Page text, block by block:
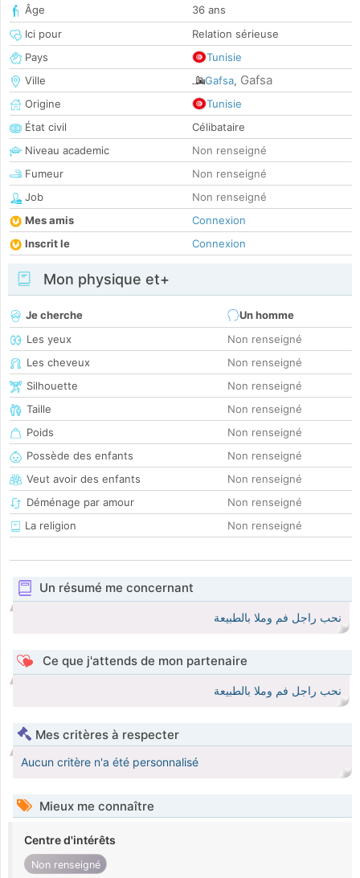
Âge
36 ans
Ici pour
Relation sérieuse
Pays
Tunisie
Ville
Gafsa, Gafsa
Origine
Tunisie
État civil
Célibataire
Niveau academic
Non renseigné
Fumeur
Non renseigné
Job
Non renseigné
Mes amis
Connexion
Inscrit le
Connexion
Mon physique et+
Je cherche
Un homme
Les yeux
Non renseigné
Les cheveux
Non renseigné
Silhouette
Non renseigné
Taille
Non renseigné
Poids
Non renseigné
Possède des enfants
Non renseigné
Veut avoir des enfants
Non renseigné
Déménage par amour
Non renseigné
La religion
Non renseigné
Un résumé me concernant
نحب راجل فم وملا بالطبيعة
Ce que j'attends de mon partenaire
نحب راجل فم وملا بالطبيعة
Mes critères à respecter
Aucun critère n'a été personnalisé
Mieux me connaître
Centre d'intérêts
Non renseigné